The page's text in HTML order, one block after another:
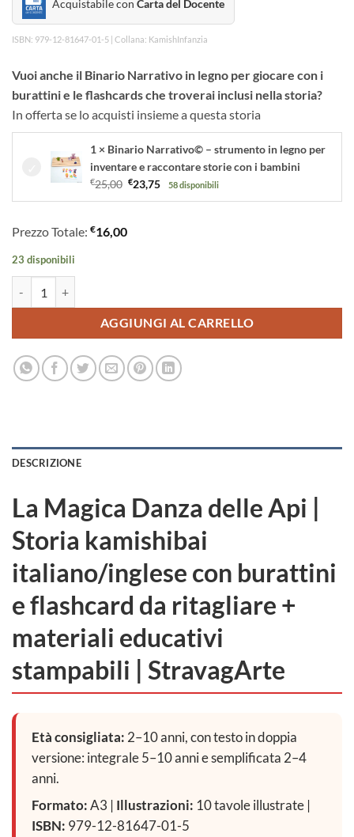
Acquistabile con Carta del Docente
ISBN: 979-12-81647-01-5 | Collana: KamishInfanzia
Vuoi anche il Binario Narrativo in legno per giocare con i
burattini e le flashcards che troverai inclusi nella storia?
In offerta se lo acquisti insieme a questa storia
1 × Binario Narrativo© – strumento in legno per
inventare e raccontare storie con i bambini
€25,00 Il
prezzo
€23,75Il
prezzo
58 disponibili
Prezzo Totale: €16,00
23 disponibili
AGGIUNGI AL CARRELLO
DESCRIZIONE
La Magica Danza delle Api |
Storia kamishibai
italiano/inglese con burattini
e flashcard da ritagliare +
materiali educativi
stampabili | StravagArte
Età consigliata: 2–10 anni, con testo in doppia
versione: integrale 5–10 anni e semplificata 2–4
anni.
Formato:A3 | Illustrazioni: 10 tavole illustrate |
ISBN: 979-12-81647-01-5